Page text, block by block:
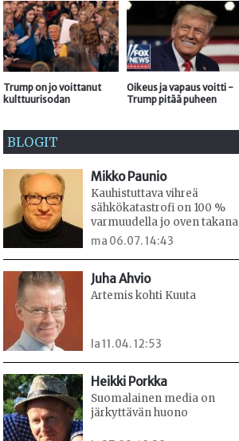
Trump on jo voittanut
kulttuurisodan
Oikeus ja vapaus voitti -
Trump pitää puheen
BLOGIT
Mikko Paunio
Kauhistuttava vihreä
sähkökatastrofi on 100 %
varmuudella jo oven takana
ma 06.07. 14:43
Juha Ahvio
Artemis kohti Kuuta
la 11.04. 12:53
Heikki Porkka
Suomalainen media on
järkyttävän huono